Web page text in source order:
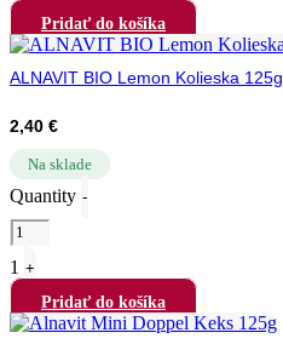
Pridať do košíka
ALNAVIT BIO Lemon Kolieska 125g
2,40 €
Na sklade
Quantity -
1 +
Pridať do košíka